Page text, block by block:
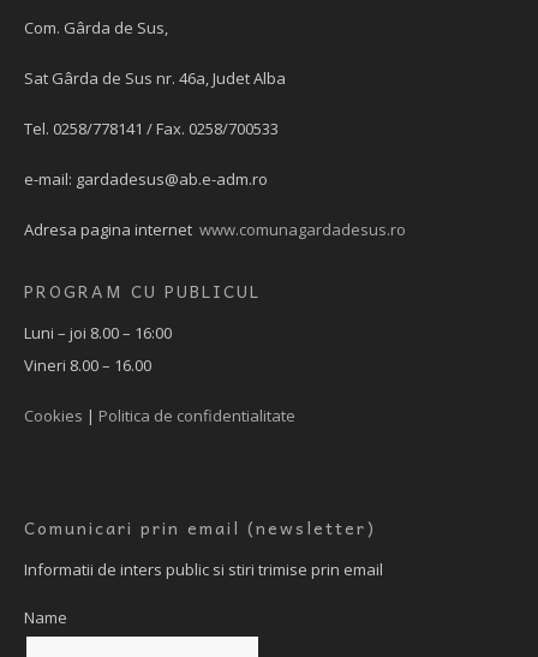
Com. Gârda de Sus,
Sat Gârda de Sus nr. 46a, Judet Alba
Tel. 0258/778141 / Fax. 0258/700533
e-mail: gardadesus@ab.e-adm.ro
Adresa pagina internet www.comunagardadesus.ro
PROGRAM CU PUBLICUL
Luni – joi 8.00 – 16:00
Vineri 8.00 – 16.00
Cookies | Politica de confidentialitate
Comunicari prin email (newsletter)
Informatii de inters public si stiri trimise prin email
Name